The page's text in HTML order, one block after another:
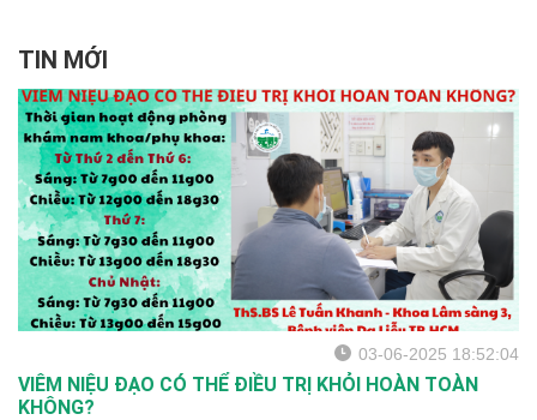
TIN MỚI
03-06-2025 18:52:04
VIÊM NIỆU ĐẠO CÓ THỂ ĐIỀU TRỊ KHỎI HOÀN TOÀN
KHÔNG?